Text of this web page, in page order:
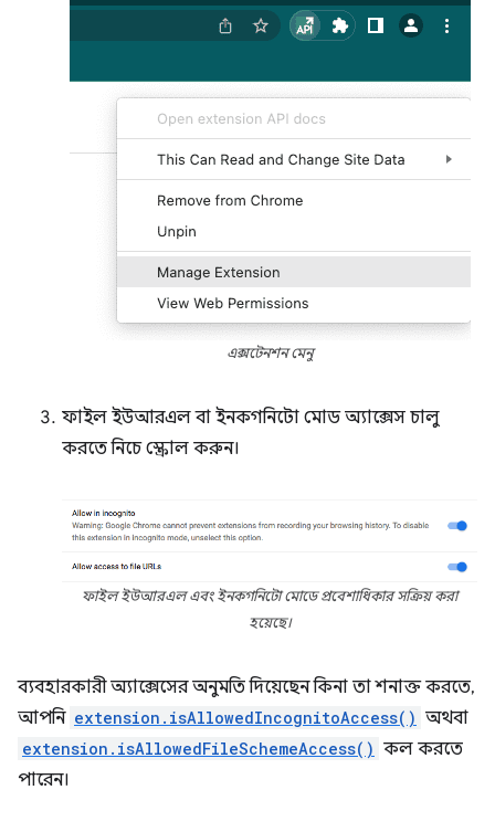
এক্সটেনশন মেনু
ফাইল ইউআরএল বা ইনকগনিটো মোড অ্যাক্সেস চালু
করতে নিচে স্ক্রোল করুন।
ফাইল ইউআরএল এবং ইনকগনিটো মোডে প্রবেশাধিকার সক্রিয় করা
হয়েছে।
ব্যবহারকারী অ্যাক্সেসের অনুমতি দিয়েছেন কিনা তা শনাক্ত করতে,
আপনি extension.isAllowedIncognitoAccess() অথবা
extension.isAllowedFileSchemeAccess() কল করতে
পারেন।